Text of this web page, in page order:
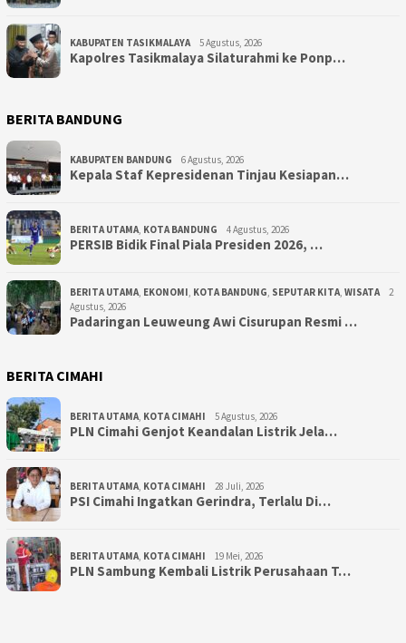
KABUPATEN TASIKMALAYA 5 Agustus, 2026
Kapolres Tasikmalaya Silaturahmi ke Ponp…
BERITA BANDUNG
KABUPATEN BANDUNG 6 Agustus, 2026
Kepala Staf Kepresidenan Tinjau Kesiapan…
BERITA UTAMA, KOTA BANDUNG 4 Agustus, 2026
PERSIB Bidik Final Piala Presiden 2026, …
BERITA UTAMA, EKONOMI, KOTA BANDUNG, SEPUTAR KITA, WISATA
2
Agustus, 2026
Padaringan Leuweung Awi Cisurupan Resmi …
BERITA CIMAHI
BERITA UTAMA, KOTA CIMAHI 5 Agustus, 2026
PLN Cimahi Genjot Keandalan Listrik Jela…
BERITA UTAMA, KOTA CIMAHI 28 Juli, 2026
PSI Cimahi Ingatkan Gerindra, Terlalu Di…
BERITA UTAMA, KOTA CIMAHI 19 Mei, 2026
PLN Sambung Kembali Listrik Perusahaan T…